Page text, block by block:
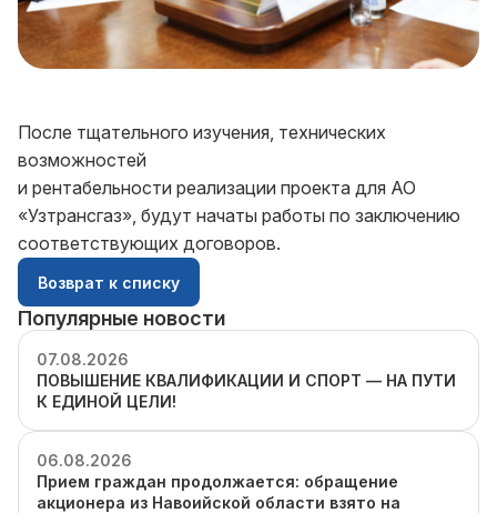
После тщательного изучения, технических
возможностей
и рентабельности реализации проекта для АО
«Узтрансгаз», будут начаты работы по заключению
соответствующих договоров.
Возврат к списку
Популярные новости
07.08.2026
ПОВЫШЕНИЕ КВАЛИФИКАЦИИ И СПОРТ — НА ПУТИ
К ЕДИНОЙ ЦЕЛИ!
06.08.2026
Прием граждан продолжается: обращение
акционера из Навоийской области взято на